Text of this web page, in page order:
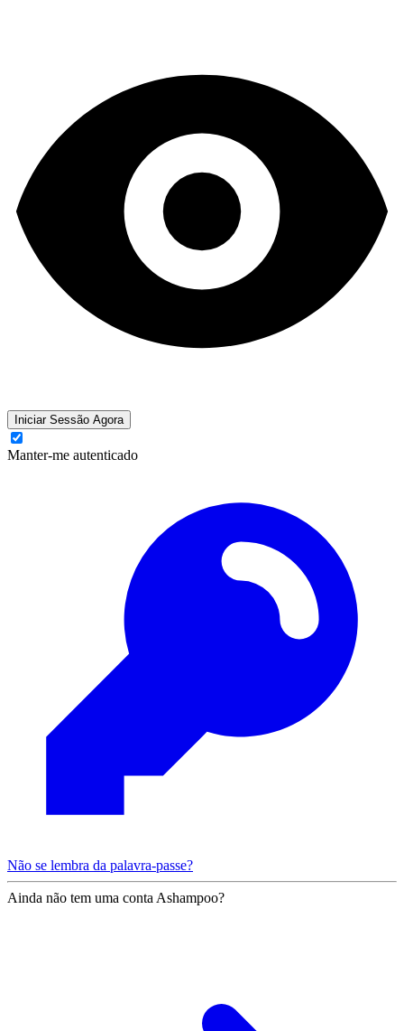
Iniciar Sessão Agora
Manter-me autenticado
Não se lembra da palavra-passe?
Ainda não tem uma conta Ashampoo?